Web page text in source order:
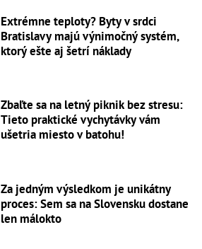
Extrémne teploty? Byty v srdci
Bratislavy majú výnimočný systém,
ktorý ešte aj šetrí náklady
Zbaľte sa na letný piknik bez stresu:
Tieto praktické vychytávky vám
ušetria miesto v batohu!
Za jedným výsledkom je unikátny
proces: Sem sa na Slovensku dostane
len málokto